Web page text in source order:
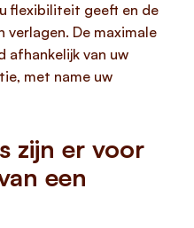
flexibiliteit geeft en de
De maximale
afhankelijk van uw
met name uw
zijn er voor
een